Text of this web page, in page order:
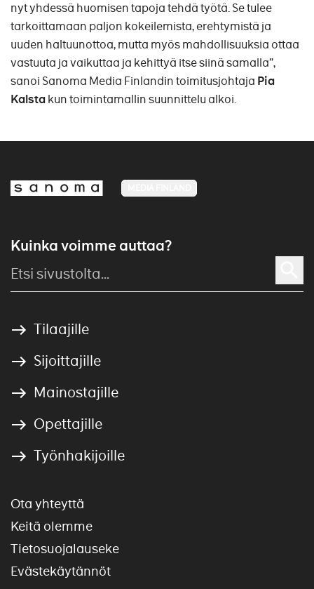
nyt yhdessä huomisen tapoja tehdä työtä. Se tulee
tarkoittamaan paljon kokeilemista, erehtymistä ja
uuden haltuunottoa, mutta myös mahdollisuuksia ottaa
vastuuta ja vaikuttaa ja kehittyä itse siinä samalla”,
sanoi Sanoma Media Finlandin toimitusjohtaja Pia
Kalstakun toimintamallin suunnittelu alkoi.
Kuinka voimme auttaa?
Tilaajille
Sijoittajille
Mainostajille
Opettajille
Työnhakijoille
Ota yhteyttä
Keitä olemme
Tietosuojalauseke
Evästekäytännöt